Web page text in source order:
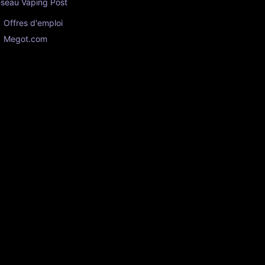
Vaping Post
Offres d'emploi
Megot.com